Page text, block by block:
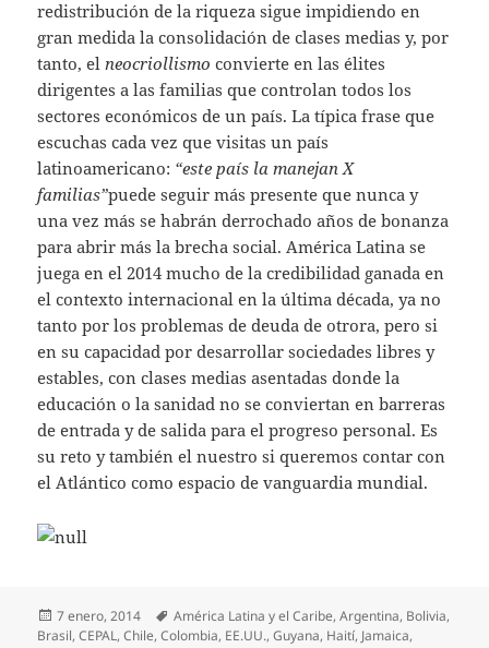
redistribución de la riqueza sigue impidiendo en
gran medida la consolidación de clases medias y, por
tanto, el neocriollismoconvierte en las élites
dirigentes a las familias que controlan todos los
sectores económicos de un país. La típica frase que
escuchas cada vez que visitas un país
latinoamericano: “este país la manejan X
familias”puede seguir más presente que nunca y
una vez más se habrán derrochado años de bonanza
para abrir más la brecha social. América Latina se
juega en el 2014 mucho de la credibilidad ganada en
el contexto internacional en la última década, ya no
tanto por los problemas de deuda de otrora, pero si
en su capacidad por desarrollar sociedades libres y
estables, con clases medias asentadas donde la
educación o la sanidad no se conviertan en barreras
de entrada y de salida para el progreso personal. Es
su reto y también el nuestro si queremos contar con
el Atlántico como espacio de vanguardia mundial.
Publicado
el
7 enero, 2014 Etiquetas
América Latina y el Caribe,Argentina, Bolivia,
Brasil,CEPAL,Chile,Colombia, EE.UU.,Guyana, Haití, Jamaica,